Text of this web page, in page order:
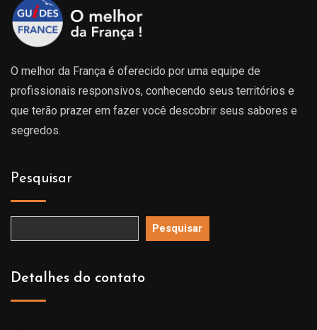
O melhor da França é oferecido por uma equipe de
profissionais responsivos, conhecendo seus territórios e
que terão prazer em fazer você descobrir seus sabores e
segredos.
Pesquisar
Pesquisar
Detalhes do contato